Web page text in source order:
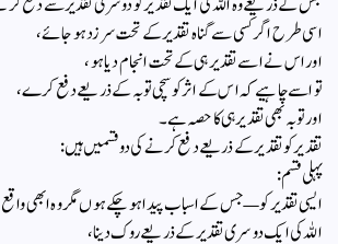
اسی طرح اگر کسی سے گناہ تقدیر کے تحت سرزد ہو جائے،
اور اس نے اسے تقدیر ہی کے تحت انجام دیا ہو،
تو اسے چاہیے کہ اس کے اثر کو سچی توبہ کے ذریعے دفع کرے،
اور توبہ بھی تقدیر ہی کا حصہ ہے۔
تقدیر کو تقدیر کے ذریعے دفع کرنے کی دو قسمیں ہیں:
پہلی قسم:
ایسی تقدیر کو—جس کے اسباب پیدا ہو چکے ہوں مگر وہ ابھی
اللہ کی ایک دوسری تقدیر کے ذریعے روک دینا،